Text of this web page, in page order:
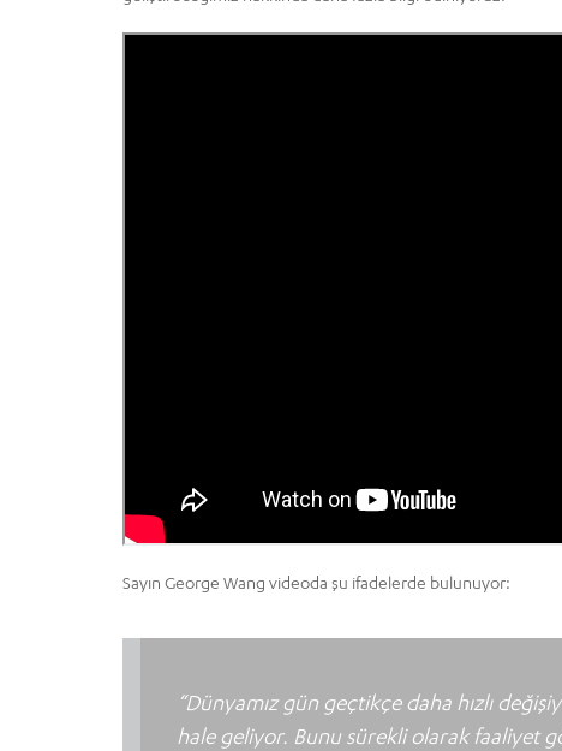
Sayın George Wang videoda şu ifadelerde bulunuyor:
“Dünyamız gün geçtikçe daha hızlı
hale geliyor. Bunu sürekli olarak faaliyet